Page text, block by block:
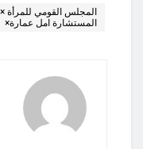
المجلس القومي للمرأة ×
المستشارة امل عمارة×